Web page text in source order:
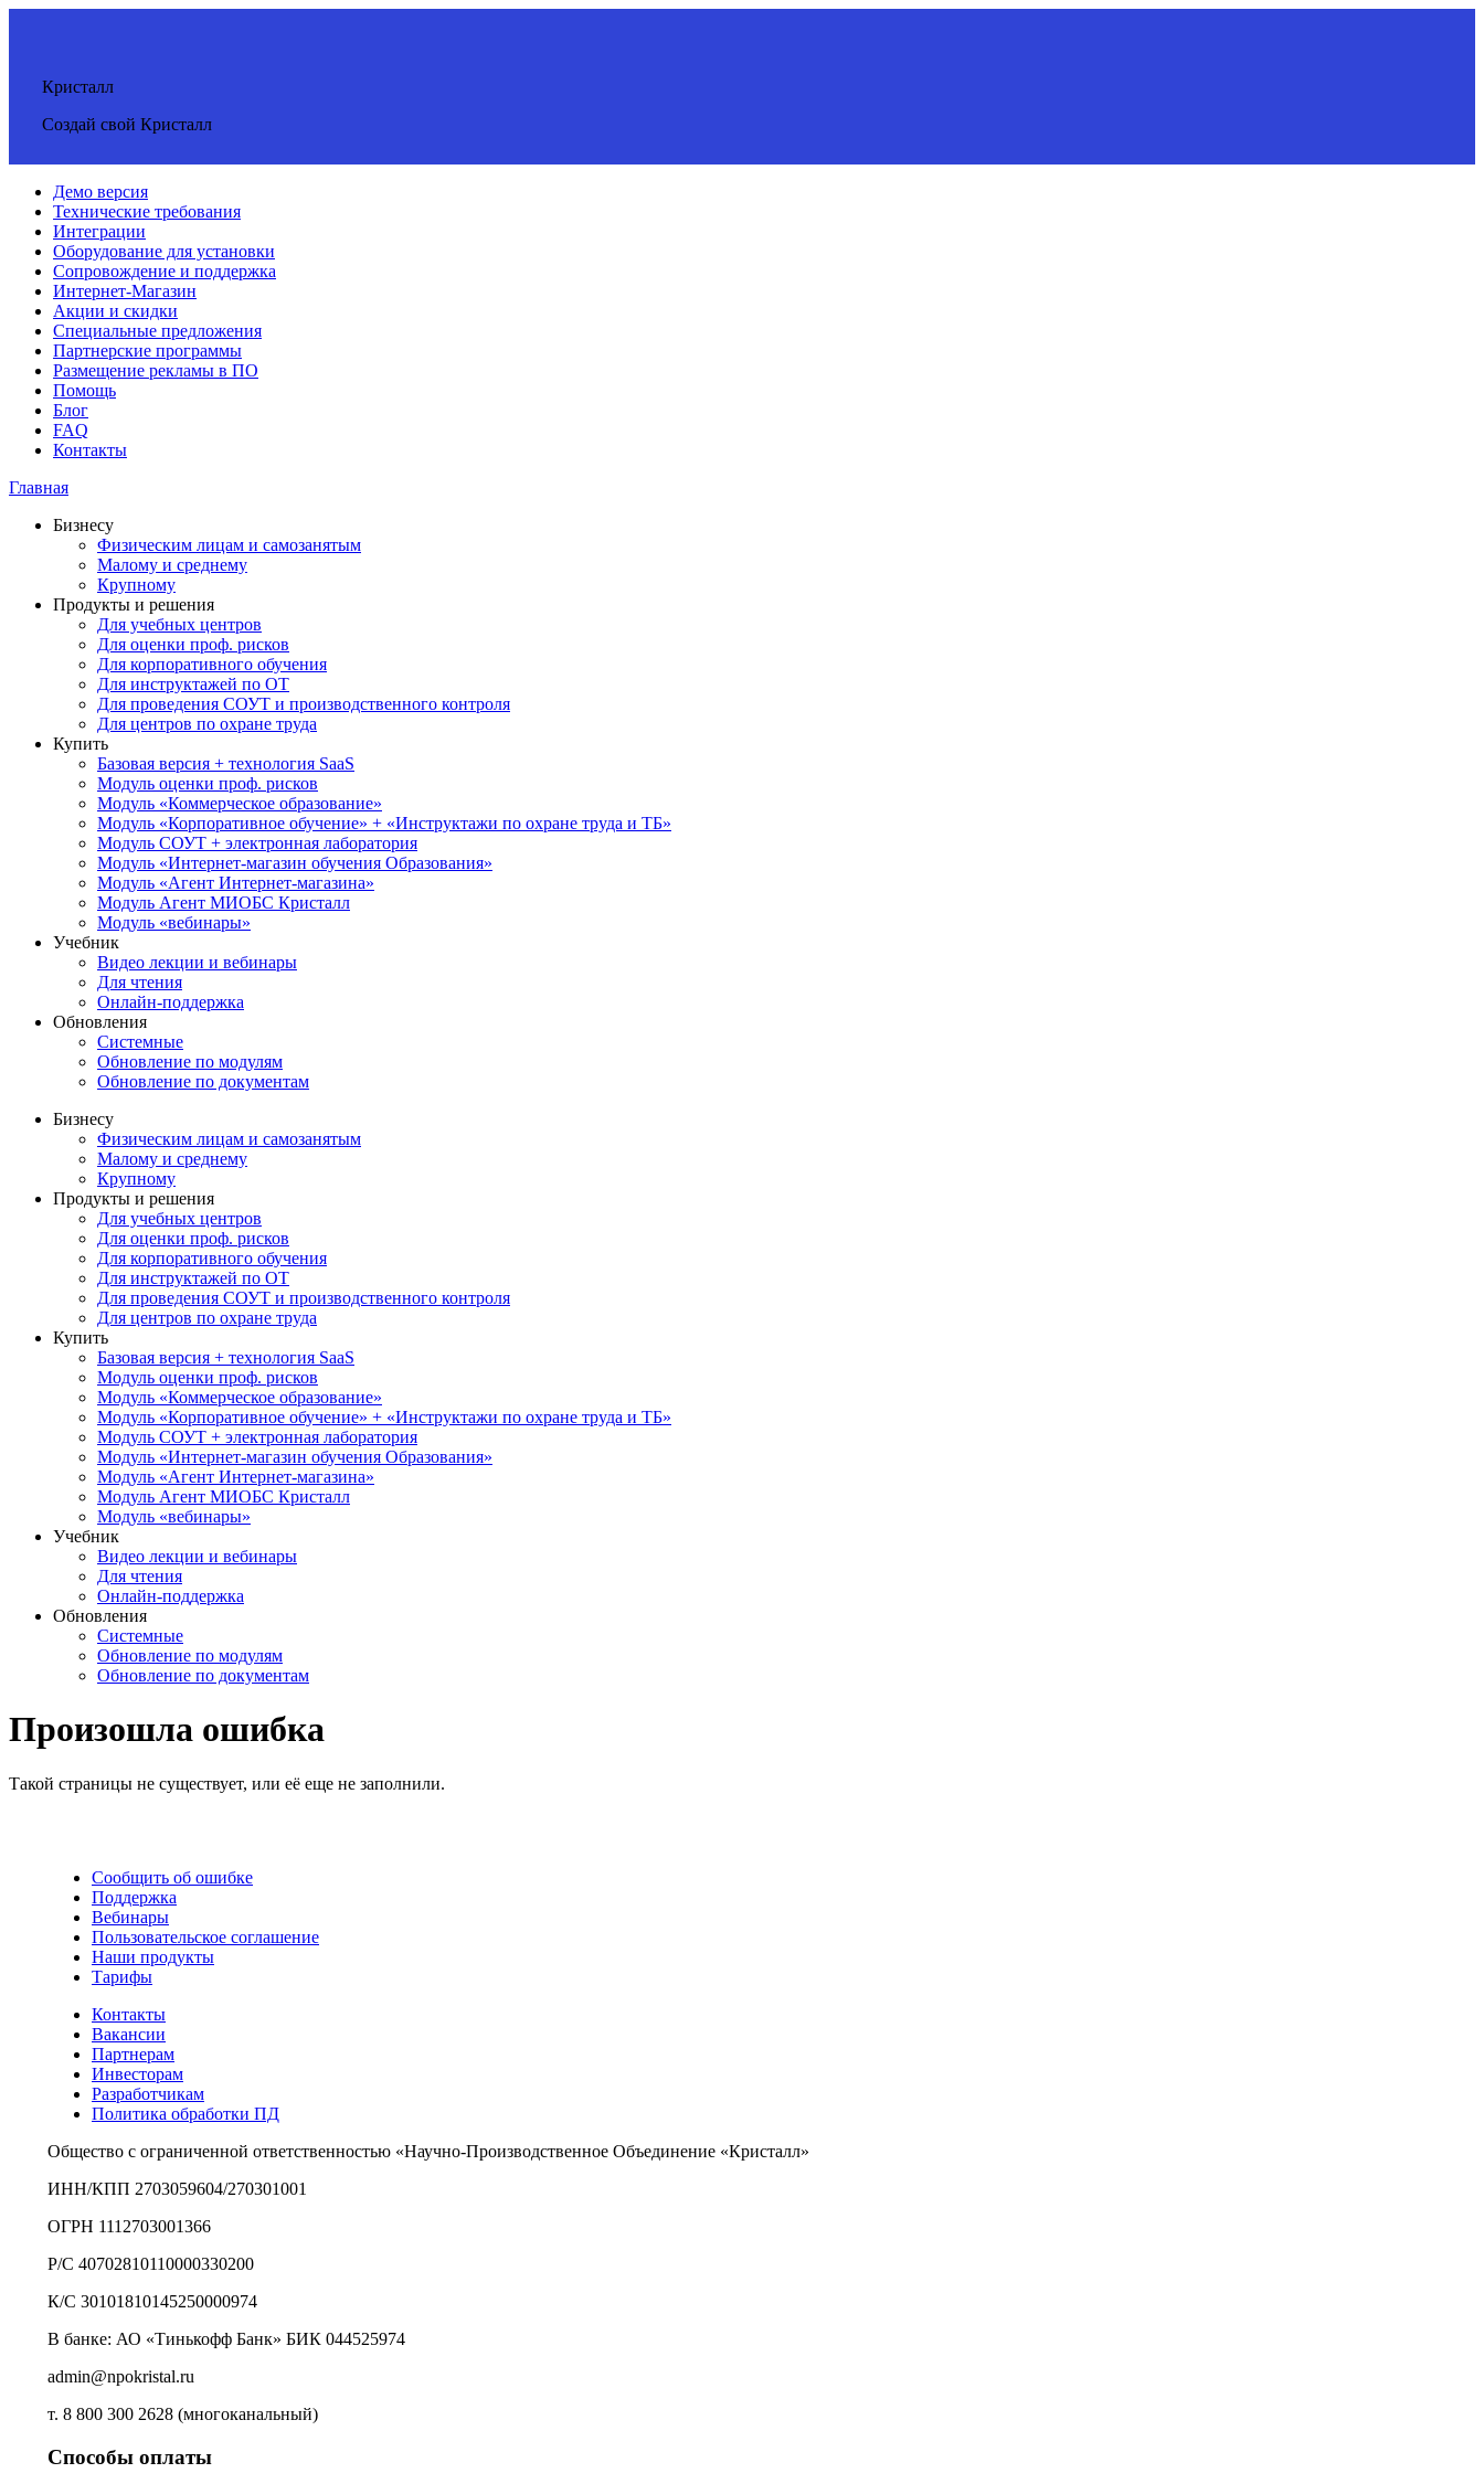
Кристалл
Создай свой Кристалл
Демо версия
Технические требования
Интеграции
Оборудование для установки
Сопровождение и поддержка
Интернет-Магазин
Акции и скидки
Специальные предложения
Партнерские программы
Размещение рекламы в ПО
Помощь
Блог
FAQ
Контакты
Главная
Бизнесу
Физическим лицам и самозанятым
Малому и среднему
Крупному
Продукты и решения
Для учебных центров
Для оценки проф. рисков
Для корпоративного обучения
Для инструктажей по ОТ
Для проведения СОУТ и производственного контроля
Для центров по охране труда
Купить
Базовая версия + технология SaaS
Модуль оценки проф. рисков
Модуль «Коммерческое образование»
Модуль «Корпоративное обучение» + «Инструктажи по охране труда и ТБ»
Модуль СОУТ + электронная лаборатория
Модуль «Интернет-магазин обучения Образования»
Модуль «Агент Интернет-магазина»
Модуль Агент МИОБС Кристалл
Модуль «вебинары»
Учебник
Видео лекции и вебинары
Для чтения
Онлайн-поддержка
Обновления
Системные
Обновление по модулям
Обновление по документам
Бизнесу
Физическим лицам и самозанятым
Малому и среднему
Крупному
Продукты и решения
Для учебных центров
Для оценки проф. рисков
Для корпоративного обучения
Для инструктажей по ОТ
Для проведения СОУТ и производственного контроля
Для центров по охране труда
Купить
Базовая версия + технология SaaS
Модуль оценки проф. рисков
Модуль «Коммерческое образование»
Модуль «Корпоративное обучение» + «Инструктажи по охране труда и ТБ»
Модуль СОУТ + электронная лаборатория
Модуль «Интернет-магазин обучения Образования»
Модуль «Агент Интернет-магазина»
Модуль Агент МИОБС Кристалл
Модуль «вебинары»
Учебник
Видео лекции и вебинары
Для чтения
Онлайн-поддержка
Обновления
Системные
Обновление по модулям
Обновление по документам
Произошла ошибка
Такой страницы не существует, или её еще не заполнили.
Сообщить об ошибке
Поддержка
Вебинары
Пользовательское соглашение
Наши продукты
Тарифы
Контакты
Вакансии
Партнерам
Инвесторам
Разработчикам
Политика обработки ПД
Общество с ограниченной ответственностью «Научно-Производственное Объединение «Кристалл»
ИНН/КПП 2703059604/270301001
ОГРН 1112703001366
Р/С 40702810110000330200
К/С 30101810145250000974
В банке: АО «Тинькофф Банк» БИК 044525974
admin@npokristal.ru
т. 8 800 300 2628 (многоканальный)
Способы оплаты